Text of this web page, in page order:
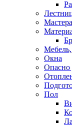
Мастера
Окна
Опасно
Пол